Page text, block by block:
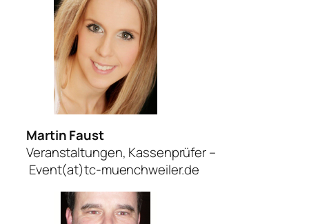
Martin Faust
Veranstaltungen, Kassenprüfer –
Event(at)tc-muenchweiler.de